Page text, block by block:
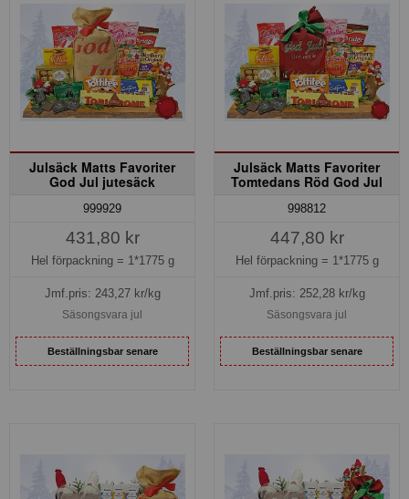
Julsäck Matts Favoriter
God Jul jutesäck
999929
431,80 kr
Hel förpackning = 1*1775 g
Jmf.pris: 243,27kr/kg
Säsongsvara jul
Beställningsbar senare
Julsäck Matts Favoriter
Tomtedans Röd God Jul
998812
447,80 kr
Hel förpackning = 1*1775 g
Jmf.pris: 252,28kr/kg
Säsongsvara jul
Beställningsbar senare